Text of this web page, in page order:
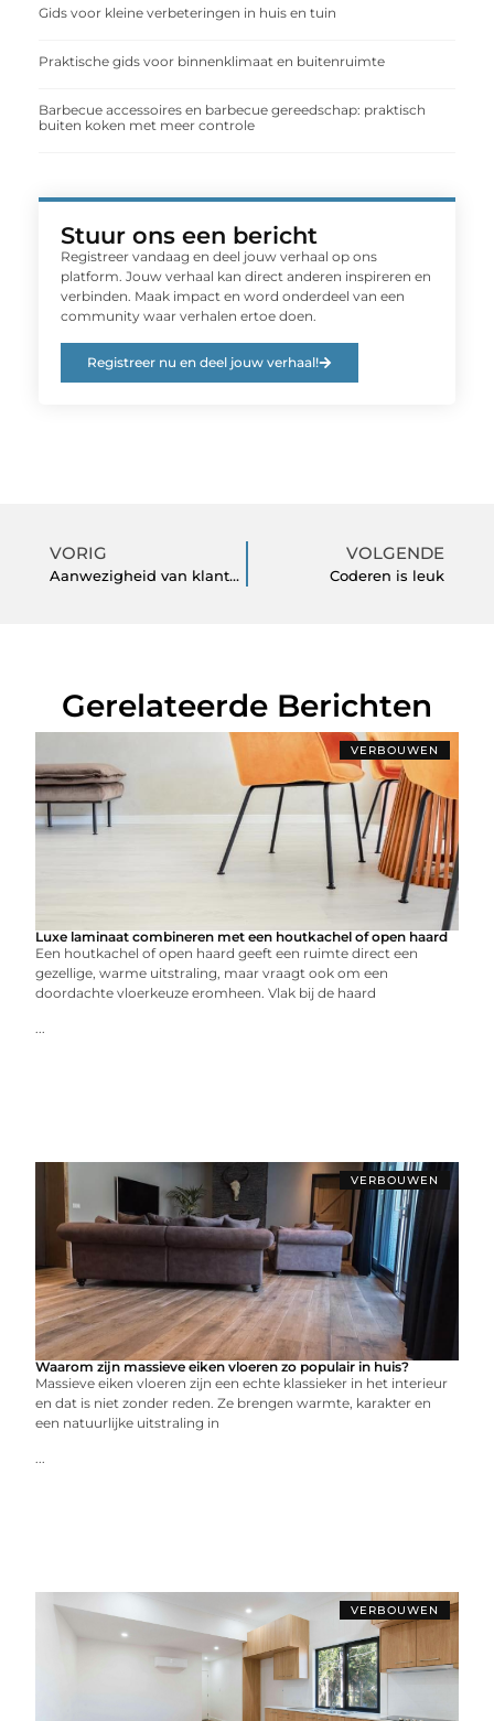
Gids voor kleine verbeteringen in huis en tuin
Praktische gids voor binnenklimaat en buitenruimte
Barbecue accessoires en barbecue gereedschap: praktisch
buiten koken met meer controle
Stuur ons een bericht
Registreer vandaag en deel jouw verhaal op ons
platform. Jouw verhaal kan direct anderen inspireren en
verbinden. Maak impact en word onderdeel van een
community waar verhalen ertoe doen.
Registreer nu en deel jouw verhaal!
VORIG
Aanwezigheid van klanten in jouw bedrijf
VOLGENDE
Coderen is leuk
Gerelateerde Berichten
VERBOUWEN
Luxe laminaat combineren met een houtkachel of open haard
Een houtkachel of open haard geeft een ruimte direct een
gezellige, warme uitstraling, maar vraagt ook om een
doordachte vloerkeuze eromheen. Vlak bij de haard
...
VERBOUWEN
Waarom zijn massieve eiken vloeren zo populair in huis?
Massieve eiken vloeren zijn een echte klassieker in het interieur
en dat is niet zonder reden. Ze brengen warmte, karakter en
een natuurlijke uitstraling in
...
VERBOUWEN